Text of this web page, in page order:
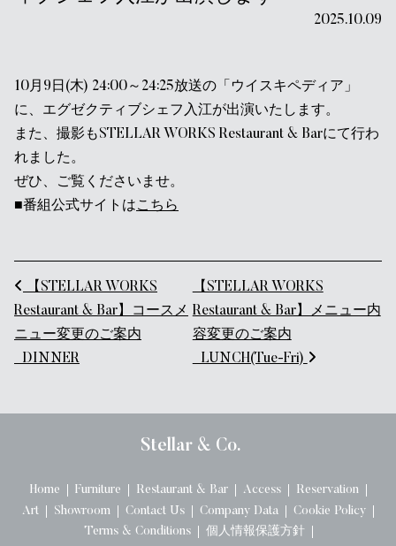
2025.10.09
10月9日(木) 24:00～24:25放送の「ウイスキペディア」
に、エグゼクティブシェフ入江が出演いたします。
また、撮影もSTELLAR WORKS Restaurant & Barにて行わ
れました。
ぜひ、ご覧くださいませ。
■番組公式サイトはこちら
投稿ナビゲーション
【STELLAR WORKS
Restaurant & Bar】コースメ
ニュー変更のご案内
_DINNER
【STELLAR WORKS
Restaurant & Bar】メニュー内
容変更のご案内
_LUNCH(Tue-Fri)
Stellar & Co.
Home Furniture Restaurant & Bar Access
Reservation
Art
Showroom Contact Us Company Data
Cookie Policy
Terms & Conditions
個人情報保護方針